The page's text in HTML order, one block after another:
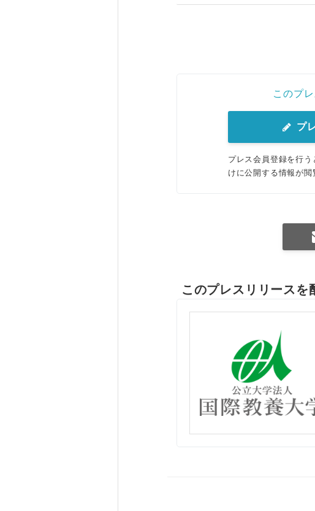
このプ
プ
プレス会員登録を行
けに公開する情報が閲
このプレスリリースを